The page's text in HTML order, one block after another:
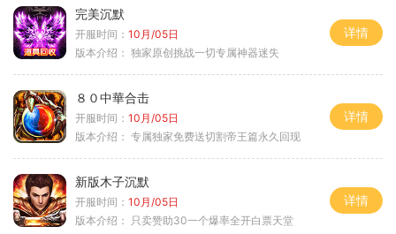
完美沉默
开服时间： 10月/05日
版本介绍： 独家原创挑战一切专属神器迷失
详情
８０中華合击
开服时间： 10月/05日
版本介绍： 专属独家免费送切割帝王篇永久回现
详情
新版木子沉默
开服时间： 10月/05日
版本介绍： 只卖赞助30一个爆率全开白票天堂
详情